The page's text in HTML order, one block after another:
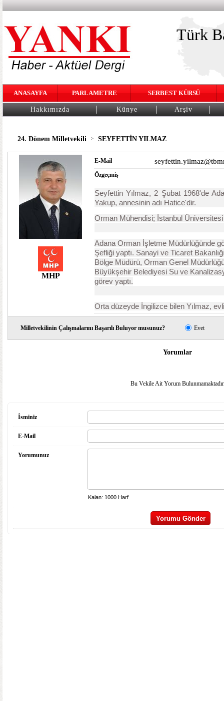
Türk
ANASAYFA PARLAMETRE SERBEST KÜRSÜ
Hakkımızda Künye Arşiv
24. Dönem Milletvekili > SEYFETTİN YILMAZ
MHP
E-Mail
Özgeçmiş
Seyfettin Yılmaz, 2 Şubat 1968'de
Yakup, annesinin adı Hatice'dir.
Orman Mühendisi; İstanbul
Adana Orman İşletme Müdürlüğünde
Şefliği yaptı. Sanayi ve Ticaret
Bölge Müdürü, Orman Genel
Büyükşehir Belediyesi Su ve
görev yaptı.
Orta düzeyde İngilizce bilen Yılmaz,
Milletvekilinin Çalışmalarını Başarılı Buluyor musunuz? Evet
Yorumlar
Bu Vekile Ait Yorum
İsminiz
E-Mail
Yorumunuz